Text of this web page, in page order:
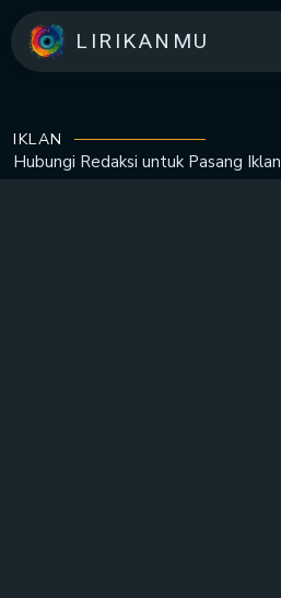
LIRIKANMU
IKLAN
Hubungi Redaksi untuk Pasang Iklan